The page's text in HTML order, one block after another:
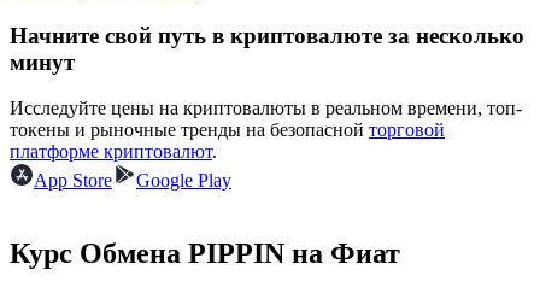
Силовая свинья
Получайте конкурентные награды ежедневно
Начните свой путь в криптовалюте за несколько
минут
Исследуйте цены на криптовалюты в реальном времени, топ-
токены и рыночные тренды на безопасной торговой
платформе криптовалют.
App Store
Google Play
Курс Обмена PIPPIN на Фиат